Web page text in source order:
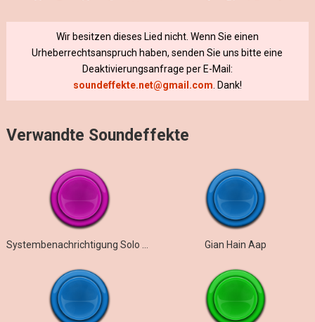
Wir besitzen dieses Lied nicht. Wenn Sie einen
Urheberrechtsanspruch haben, senden Sie uns bitte eine
Deaktivierungsanfrage per E-Mail:
soundeffekte.net@gmail.com . Dank!
Verwandte Soundeffekte
Gian Hain Aap